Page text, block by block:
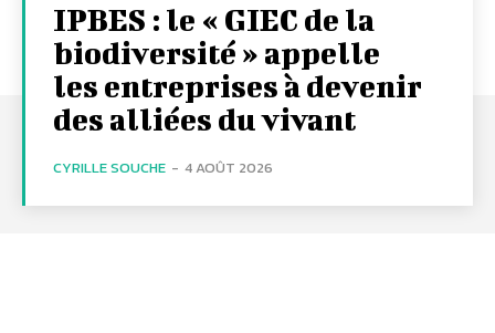
IPBES : le « GIEC de la
biodiversité » appelle
les entreprises à devenir
des alliées du vivant
CYRILLE SOUCHE - 4 AOÛT 2026